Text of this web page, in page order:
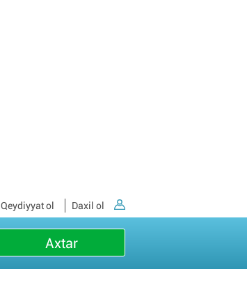
Qeydiyyat ol Daxil ol
Axtar